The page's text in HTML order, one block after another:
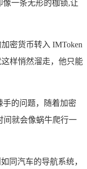
一条无形的枷锁,让
密货币转入 IMToken
样悄然溜走，他只能
的问题，随着加密
间就会像蜗牛爬行一
同汽车的导航系统，